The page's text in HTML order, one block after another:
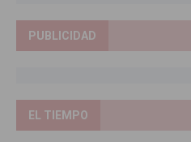
PUBLICIDAD
EL TIEMPO